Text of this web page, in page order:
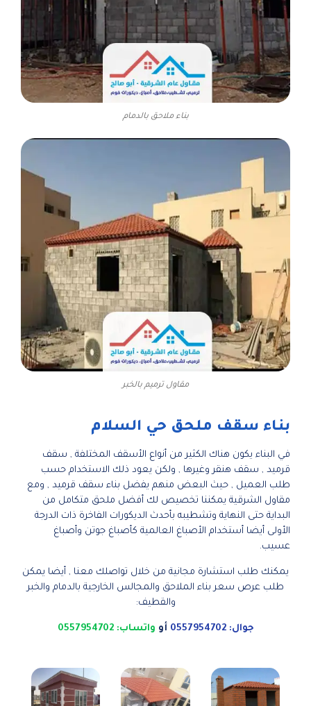
بناء ملاحق بالدمام
مقاول ترميم بالخبر
بناء سقف ملحق حي السلام
في البناء يكون هناك الكثير من أنواع الأسقف المختلفة , سقف
قرميد , سقف هنقر وغيرها , ولكن يعود ذلك الاستخدام حسب
طلب العميل , حيث البعض منهم يفضل بناء سقف قرميد , ومع
مقاول الشرقية يمكننا تخصيص لك أفضل ملحق متكامل من
البداية حتى النهاية وتشطيبه بأحدث الديكورات الفاخرة ذات الدرجة
الأولى أيضا أستخدام الأصباغ العالمية كأصباغ جوتن وأصباغ
عسيب.
يمكنك طلب استشارة مجانية من خلال تواصلك معنا , أيضا يمكن
طلب عرص سعر بناء الملاحق والمجالس الخارجية بالدمام والخبر
والقطيف:
جوال: 0557954702 أو واتساب: 0557954702